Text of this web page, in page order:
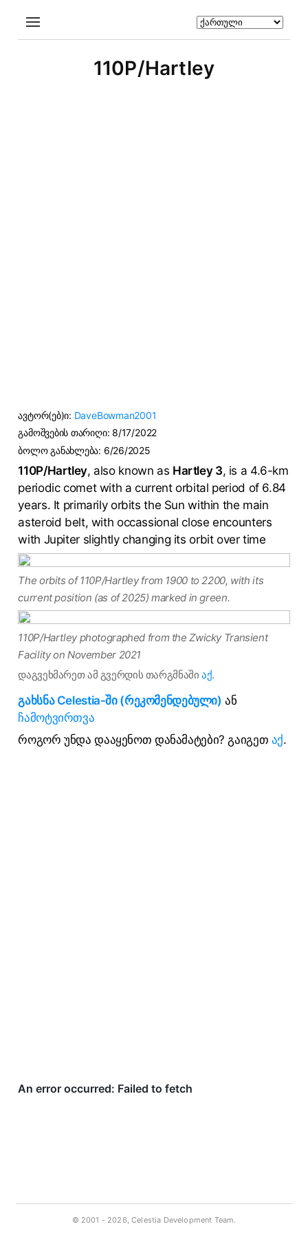
110P/Hartley
ავტორ(ებ)ი: DaveBowman2001
გამოშვების თარიღი:8/17/2022
ბოლო განახლება: 6/26/2025
110P/Hartley, also known as Hartley 3, is a 4.6-km
periodic comet with a current orbital period of 6.84
years. It primarily orbits the Sun within the main
asteroid belt, with occassional close encounters
with Jupiter slightly changing its orbit over time
The orbits of 110P/Hartley from 1900 to 2200, with its
current position (as of 2025) marked in green.
110P/Hartley photographed from the Zwicky Transient
Facility on November 2021
დაგვეხმარეთ ამ გვერდის თარგმნაშიაქ.
გახსნა Celestia-ში (რეკომენდებული) ან
ჩამოტვირთვა
როგორ უნდა დააყენოთ დანამატები? გაიგეთ აქ.
© 2001 - 2026, Celestia Development Team.